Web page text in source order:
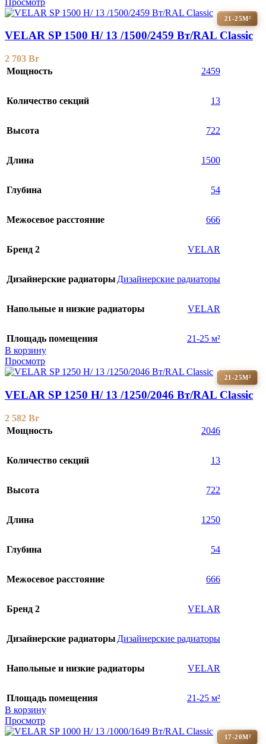
21-25М²
VELAR SP 1500 H/ 13 /1500/2459 Вт/RAL Classic
2 703 Br
Мощность
2459
Количество секций 13
Высота 722
Длина 1500
Глубина 54
Межосевое расстояние 666
Бренд 2 VELAR
Дизайнерские радиаторы Дизайнерские радиаторы
Напольные и низкие радиаторы VELAR
Площадь помещения
21-25 м²
В корзину
Просмотр
21-25М²
VELAR SP 1250 H/ 13 /1250/2046 Вт/RAL Classic
2 582 Br
Мощность
2046
Количество секций 13
Высота 722
Длина 1250
Глубина 54
Межосевое расстояние 666
Бренд 2 VELAR
Дизайнерские радиаторы Дизайнерские радиаторы
Напольные и низкие радиаторы VELAR
Площадь помещения
21-25 м²
В корзину
Просмотр
17-20М²